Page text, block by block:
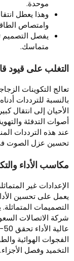
موحدة.
وهذا يعطل
وامتصاص الطاقة.
يفصل التصميم
متماسك.
على قيود
التكوينات
إلى انتقال
التدفئة
هذه الترددات
عزل الصوت في
الأداء
المتماثلة.
وفصل الأجزاء.